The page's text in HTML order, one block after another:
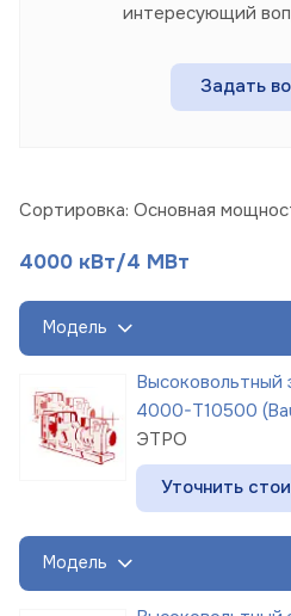
интересующий
Задать
Сортировка: Основная
4000 кВт/4 МВт
Модель
Высоковольтный
4000-Т10500
ЭТРО
Уточнить
Модель